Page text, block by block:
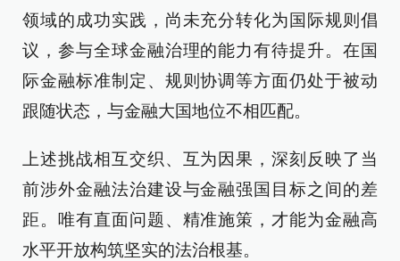
领域的成功实践，尚未充分转化为国际规则倡
议，参与全球金融治理的能力有待提升。在国
际金融标准制定、规则协调等方面仍处于被动
跟随状态，与金融大国地位不相匹配。
上述挑战相互交织、互为因果，深刻反映了当
前涉外金融法治建设与金融强国目标之间的差
距。唯有直面问题、精准施策，才能为金融高
水平开放构筑坚实的法治根基。